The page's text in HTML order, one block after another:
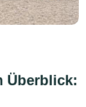
Überblick: